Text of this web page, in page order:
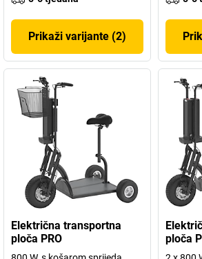
Prikaži varijante (2)
Električna transportna
ploča PRO
ploča